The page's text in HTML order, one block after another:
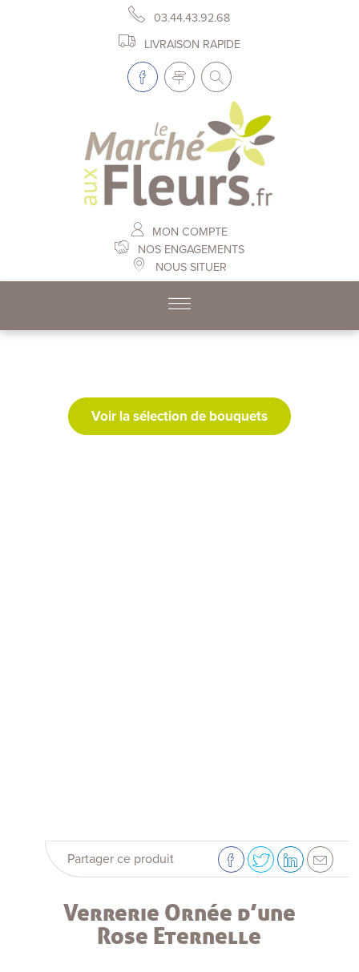
03.44.43.92.68
LIVRAISON RAPIDE
MON COMPTE
NOS ENGAGEMENTS
NOUS SITUER
Voir la sélection de bouquets
Partager ce produit
Verrerie Ornée d’une
Rose Eternelle